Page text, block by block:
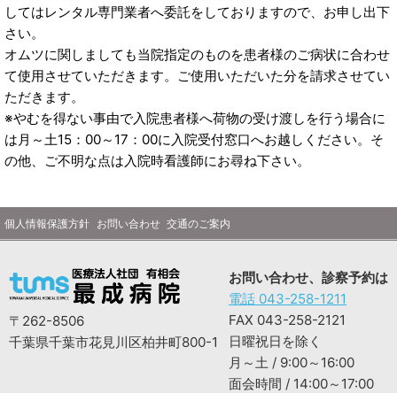
してはレンタル専門業者へ委託をしておりますので、お申し出下
さい。
オムツに関しましても当院指定のものを患者様のご病状に合わせ
て使用させていただきます。ご使用いただいた分を請求させてい
ただきます。
※やむを得ない事由で入院患者様へ荷物の受け渡しを行う場合に
は月～土15：00～17：00に入院受付窓口へお越しください。そ
の他、ご不明な点は入院時看護師にお尋ね下さい。
個人情報保護方針 お問い合わせ 交通のご案内
〒262-8506
千葉県千葉市花見川区柏井町800-1
お問い合わせ、診察予約は
電話 043-258-1211
FAX 043-258-2121
日曜祝日を除く
月～土 / 9:00～16:00
面会時間 / 14:00～17:00